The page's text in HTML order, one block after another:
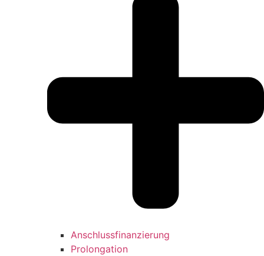
Anschlussfinanzierung
Prolongation